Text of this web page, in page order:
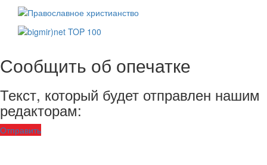
Сообщить об опечатке
Текст, который будет отправлен нашим
редакторам:
Отправить